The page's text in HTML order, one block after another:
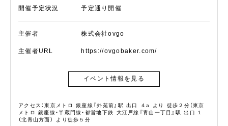
開催予定状況 予定通り開催
主催者 株式会社ovgo
主催者URL https://ovgobaker.com/
イベント情報を見る
アクセス：東京メトロ 銀座線『外苑前』駅 出口 ４a より 徒歩２分（東京
メトロ 銀座線・半蔵門線・都営地下鉄 大江戸線『青山一丁目』駅 出口 1
（北青山方面） より徒歩５分